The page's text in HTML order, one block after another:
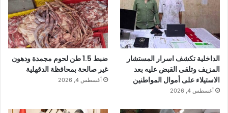
الداخلية تكشف اسرار المستشار
المزيف وتلقى القبض عليه بعد
الاستيلاء على أموال المواطنين
أغسطس 4, 2026
ضبط 1.5 طن لحوم مجمدة ودهون
غير صالحة بمحافظة الدقهلية
أغسطس 4, 2026